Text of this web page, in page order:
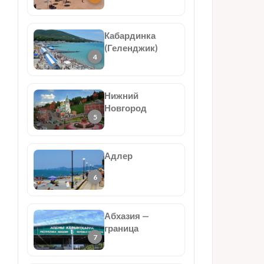
Кабардинка
(Геленджик)
Нижний
Новгород
Адлер
Абхазия —
граница